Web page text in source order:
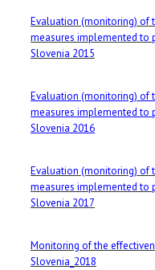
Evaluation (monitoring) of
measures implemented to
Slovenia 2015
Evaluation (monitoring) of
measures implemented to
Slovenia 2016
Evaluation (monitoring) of
measures implemented to
Slovenia 2017
Monitoring of the
Slovenia_2018